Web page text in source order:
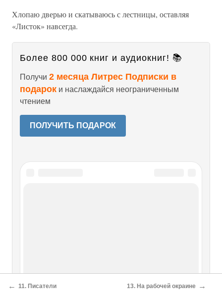
Хлопаю дверью и скатываюсь с лестницы, оставляя
«Листок» навсегда.
Более 800 000 книг и аудиокниг! 📚
Получи 2 месяца Литрес Подписки в
подарок и наслаждайся неограниченным
чтением
ПОЛУЧИТЬ ПОДАРОК
← 11. Писатели 13. На рабочей окраине →